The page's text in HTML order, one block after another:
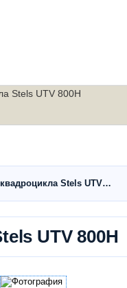
Stels UTV 800H
Stels UTV…
UTV 800H